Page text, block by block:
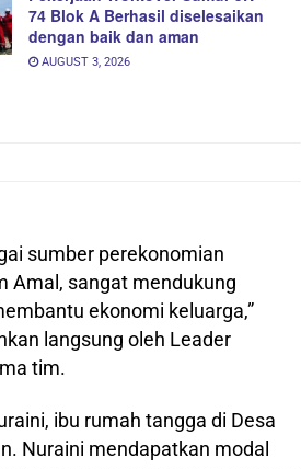
74 Blok A Berhasil diselesaikan
dengan baik dan aman
AUGUST 3, 2026
sumber perekonomian
Amal, sangat mendukung
ekonomi keluarga,”
langsung oleh Leader
tim.
ibu rumah tangga di Desa
Nuraini mendapatkan modal